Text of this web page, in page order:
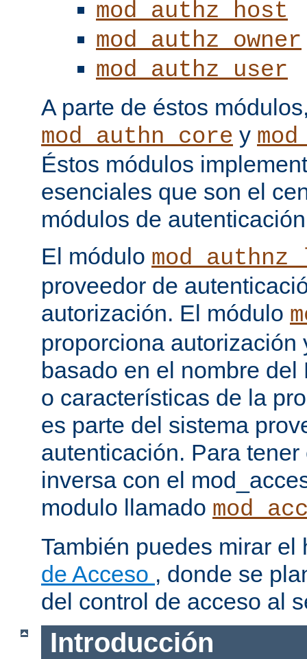
mod_authz_host
mod_authz_owner
mod_authz_user
A parte de éstos
mod_authn_core y
Éstos módulos
esenciales que son el
módulos de
El módulo
proveedor de
autorización. El módulo
proporciona autorización
basado en el nombre
o características de la
es parte del sistema
autenticación. Para
inversa con el
modulo llamado
También puedes mirar
de Acceso , donde se
del control de acceso al
Introducción